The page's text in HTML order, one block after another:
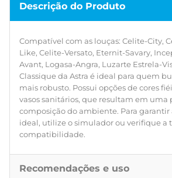
Descrição do Produto
Compatível com as louças: Celite-City,
Like, Celite-Versato, Eternit-Savary,
Avant, Logasa-Angra, Luzarte Estrela-
Classique da Astra é ideal para quem
mais robusto. Possui opções de cores
vasos sanitários, que resultam em uma
composição do ambiente. Para
ideal, utilize o simulador ou verifique a
compatibilidade.
Recomendações e uso